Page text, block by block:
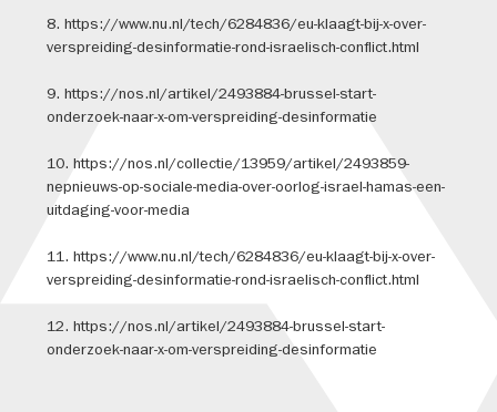
8. https://www.nu.nl/tech/6284836/eu-klaagt-bij-x-over-
verspreiding-desinformatie-rond-israelisch-conflict.html
9. https://nos.nl/artikel/2493884-brussel-start-
onderzoek-naar-x-om-verspreiding-desinformatie
10. https://nos.nl/collectie/13959/artikel/2493859-
nepnieuws-op-sociale-media-over-oorlog-israel-hamas-een-
uitdaging-voor-media
11. https://www.nu.nl/tech/6284836/eu-klaagt-bij-x-over-
verspreiding-desinformatie-rond-israelisch-conflict.html
12. https://nos.nl/artikel/2493884-brussel-start-
onderzoek-naar-x-om-verspreiding-desinformatie